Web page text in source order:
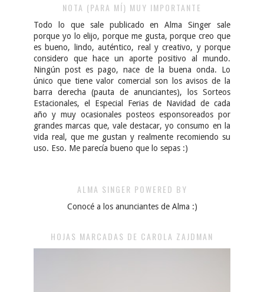
NOTA (PARA MÍ) MUY IMPORTANTE
Todo lo que sale publicado en Alma Singer sale
porque yo lo elijo, porque me gusta, porque creo que
es bueno, lindo, auténtico, real y creativo, y porque
considero que hace un aporte positivo al mundo.
Ningún post es pago, nace de la buena onda. Lo
único que tiene valor comercial son los avisos de la
barra derecha (pauta de anunciantes), los Sorteos
Estacionales, el Especial Ferias de Navidad de cada
año y muy ocasionales posteos esponsoreados por
grandes marcas que, vale destacar, yo consumo en la
vida real, que me gustan y realmente recomiendo su
uso. Eso. Me parecía bueno que lo sepas :)
ALMA SINGER POWERED BY
Conocé a los anunciantes de Alma :)
HOJAS MARCADAS DE CAROLA ZAJDMAN